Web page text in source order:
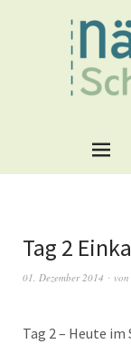
Tag 2
01. Dezember 2014 von
Tag 2 – Heute